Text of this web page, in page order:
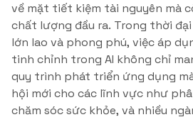
về mặt tiết kiệm tài nguyên mà
chất lượng đầu ra. Trong thời
lớn lao và phong phú, việc áp
tinh chỉnh trong AI không chỉ
quy trình phát triển ứng dụng
hội mới cho các lĩnh vực như
chăm sóc sức khỏe, và nhiều